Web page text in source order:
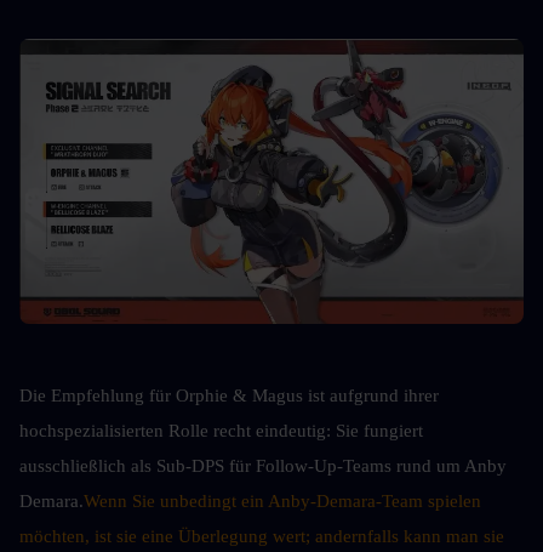
Die Empfehlung für Orphie & Magus ist aufgrund ihrer
hochspezialisierten Rolle recht eindeutig: Sie fungiert
ausschließlich als Sub-DPS für Follow-Up-Teams rund um Anby
Demara.Wenn Sie unbedingt ein Anby-Demara-Team spielen
möchten, ist sie eine Überlegung wert; andernfalls kann man sie